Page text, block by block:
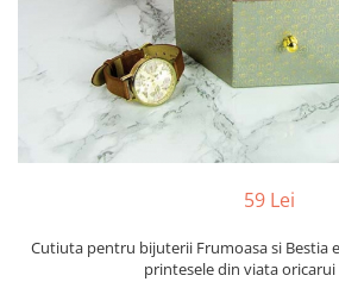
59 Lei
Cutiuta pentru bijuterii Frumoasa si Bestia
printesele din viata